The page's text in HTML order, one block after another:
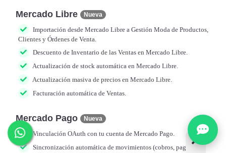
Mercado Libre Nueva
Importación desde Mercado Libre a Gestión Moda de Productos,
Clientes y Órdenes de Venta.
Descuento de Inventario de las Ventas en Mercado Libre.
Actualización de stock automática en Mercado Libre.
Actualización masiva de precios en Mercado Libre.
Facturación automática de Ventas.
Mercado Pago Nueva
Vinculación OAuth con tu cuenta de Mercado Pago.
Sincronización automática de movimientos (cobros, pagos y